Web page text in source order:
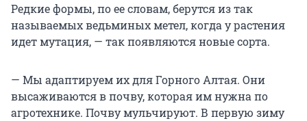
Редкие формы, по ее словам, берутся из так
называемых ведьминых метел, когда у растения
идет мутация, — так появляются новые сорта.
— Мы адаптируем их для Горного Алтая. Они
высаживаются в почву, которая им нужна по
агротехнике. Почву мульчируют. В первую зиму